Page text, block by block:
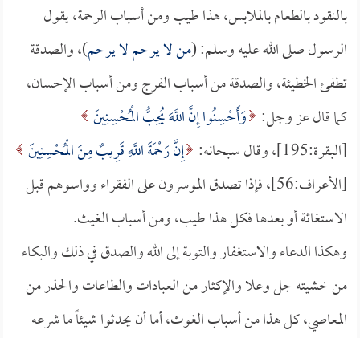
بالنقود بالطعام بالملابس، هذا طيب ومن أسباب الرحمة، يقول
الرسول صلى الله عليه وسلم: (من لا يرحم لا يرحم)، والصدقة
تطفئ الخطيئة، والصدقة من أسباب الفرج ومن أسباب الإحسان،
كما قال عز وجل: وَأَحْسِنُوا إِنَّ اللَّهَ يُحِبُّ الْمُحْسِنِينَ
[البقرة:195]، وقال سبحانه:
إِنَّ رَحْمَةَ اللَّهِ قَرِيبٌ مِنَ الْمُحْسِنِينَ
[الأعراف:56]، فإذا تصدق الموسرون على الفقراء وواسوهم قبل
الاستغاثة أو بعدها فكل هذا طيب، ومن أسباب الغيث.
وهكذا الدعاء والاستغفار والتوبة إلى الله والصدق في ذلك والبكاء
من خشيته جل وعلا والإكثار من العبادات والطاعات والحذر من
المعاصي، كل هذا من أسباب الغوث، أما أن يحدثوا شيئاً ما شرعه